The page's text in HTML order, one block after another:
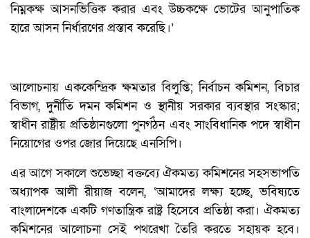
নিম্নকক্ষ আসনভিত্তিক করার এবং উচ্চকক্ষে ভোটের আনুপাতিক
হারে আসন নির্ধারণের প্রস্তাব করেছি।’
আলোচনায় এককেন্দ্রিক ক্ষমতার বিলুপ্তি; নির্বাচন কমিশন, বিচার
বিভাগ, দুর্নীতি দমন কমিশন ও স্থানীয় সরকার ব্যবস্থার সংস্কার;
স্বাধীন রাষ্ট্রীয় প্রতিষ্ঠানগুলো পুনর্গঠন এবং সাংবিধানিক পদে স্বাধীন
নিয়োগের ওপর জোর দিয়েছে এনসিপি।
এর আগে সকালে শুভেচ্ছা বক্তব্যে ঐকমত্য কমিশনের সহসভাপতি
অধ্যাপক আলী রীয়াজ বলেন, ‘আমাদের লক্ষ্য হচ্ছে, ভবিষ্যতে
বাংলাদেশকে একটি গণতান্ত্রিক রাষ্ট্র হিসেবে প্রতিষ্ঠা করা। ঐকমত্য
কমিশনের আলোচনা সেই পথরেখা তৈরি করতে সহায়ক হবে।